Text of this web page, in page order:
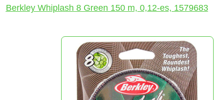
Berkley Whiplash 8 Green 150 m, 0,12-es, 1579683